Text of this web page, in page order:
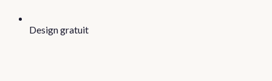
Design gratuit